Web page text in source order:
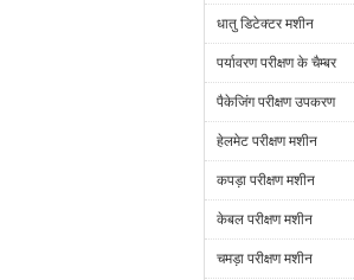
धातु डिटेक्टर मशीन
पर्यावरण परीक्षण के चैम्बर
पैकेजिंग परीक्षण उपकरण
हेलमेट परीक्षण मशीन
कपड़ा परीक्षण मशीन
केबल परीक्षण मशीन
चमड़ा परीक्षण मशीन